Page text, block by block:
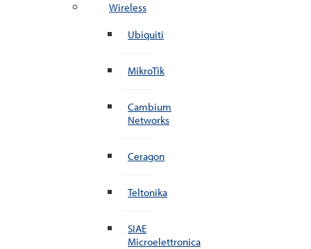
Wireless
Ubiquiti
MikroTik
Cambium
Networks
Ceragon
Teltonika
SIAE
Microelettronica